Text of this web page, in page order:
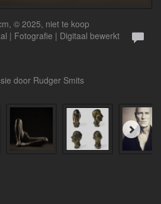
© 2025, niet te koop
| Fotografie | Digitaal bewerkt
door Rudger Smits